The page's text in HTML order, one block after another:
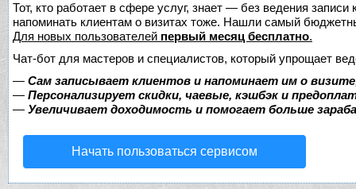
Тот, кто работает в сфере услуг, знает — без ведения
напоминать клиентам о визитах тоже. Нашли самый
Для новых пользователей первый месяц бесплатно.
Чат-бот для мастеров и специалистов, который упрощает
— Сам записывает клиентов и напоминает им о
— Персонализирует скидки, чаевые, кэшбэк и
— Увеличивает доходимость и помогает больше
Начать пользоваться сервисом